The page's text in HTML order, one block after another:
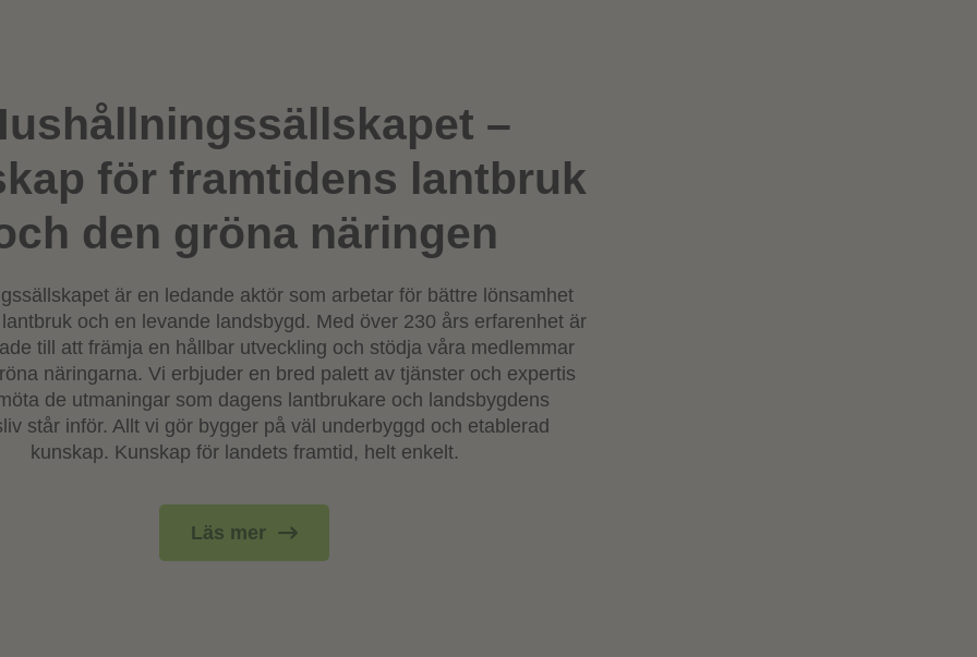
–
för framtidens lantbruk
den gröna näringen
är en ledande aktör som arbetar för bättre lönsamhet
och en levande landsbygd. Med över 230 års erfarenhet är
till att främja en hållbar utveckling och stödja våra medlemmar
näringarna. Vi erbjuder en bred palett av tjänster och expertis
de utmaningar som dagens lantbrukare och landsbygdens
står inför. Allt vi gör bygger på väl underbyggd och etablerad
kunskap. Kunskap för landets framtid, helt enkelt.
Läs mer